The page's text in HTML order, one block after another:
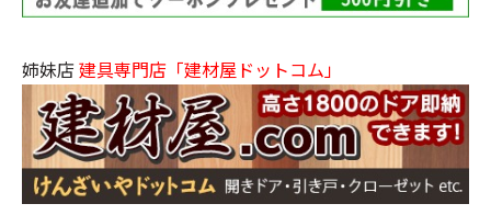
姉妹店 建具専門店「建材屋ドットコム」